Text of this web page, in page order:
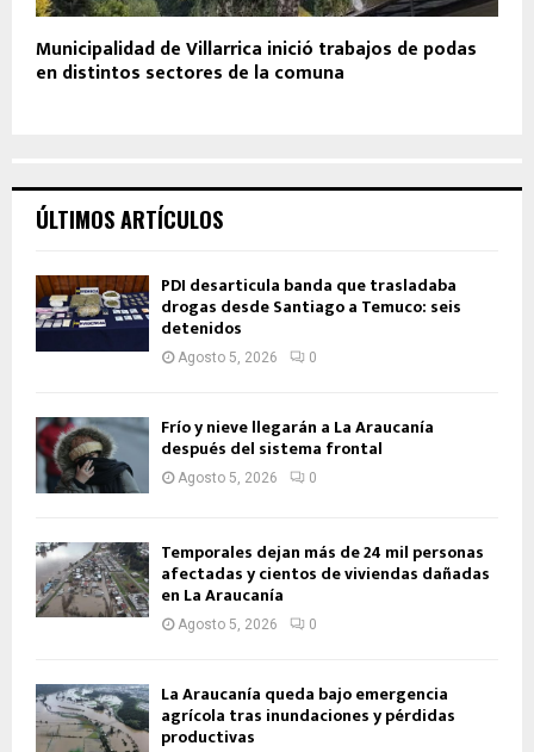
Municipalidad de Villarrica inició trabajos de podas
en distintos sectores de la comuna
ÚLTIMOS ARTÍCULOS
PDI desarticula banda que trasladaba
drogas desde Santiago a Temuco: seis
detenidos
Agosto 5, 2026 0
Frío y nieve llegarán a La Araucanía
después del sistema frontal
Agosto 5, 2026 0
Temporales dejan más de 24 mil personas
afectadas y cientos de viviendas dañadas
en La Araucanía
Agosto 5, 2026 0
La Araucanía queda bajo emergencia
agrícola tras inundaciones y pérdidas
productivas